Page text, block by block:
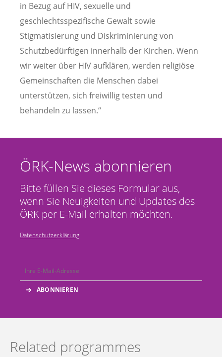
in Bezug auf HIV, sexuelle und
geschlechtsspezifische Gewalt sowie
Stigmatisierung und Diskriminierung von
Schutzbedürftigen innerhalb der Kirchen. Wenn
wir weiter über HIV aufklären, werden religiöse
Gemeinschaften die Menschen dabei
unterstützen, sich freiwillig testen und
behandeln zu lassen.“
ÖRK-News abonnieren
Bitte füllen Sie dieses Formular aus,
wenn Sie Neuigkeiten und Updates des
ÖRK per E-Mail erhalten möchten.
Datenschutzerklärung
Related programmes